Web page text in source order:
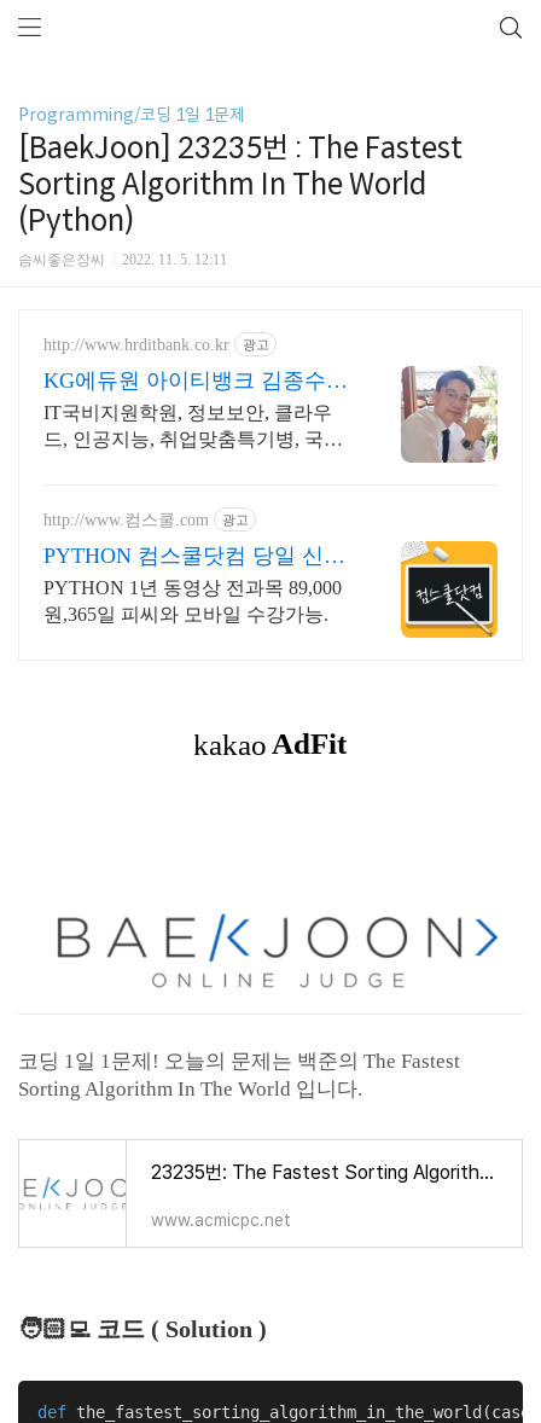
Programming/코딩 1일 1문제
[BaekJoon] 23235번 : The Fastest
Sorting Algorithm In The World
(Python)
솜씨좋은장씨 2022. 11. 5. 12:11
http://www.hrditbank.co.kr 광고
KG에듀원 아이티뱅크 김종수
27년경력전문가 IT취업상담
IT국비지원학원, 정보보안, 클라우
드, 인공지능, 취업맞춤특기병, 국비
http://www.컴스쿨.com 광고
PYTHON 컴스쿨닷컴 당일 신청
&결제시 기프티콘!
PYTHON 1년 동영상 전과목 89,000
원,365일 피씨와 모바일 수강가능.
코딩 1일 1문제! 오늘의 문제는 백준의 The Fastest
Sorting Algorithm In The World 입니다.
23235번: The Fastest Sorting Algorithm In The World
www.acmicpc.net
🧑🏻‍💻 코드 ( Solution )
def the_fastest_sorting_algorithm_in_the_world